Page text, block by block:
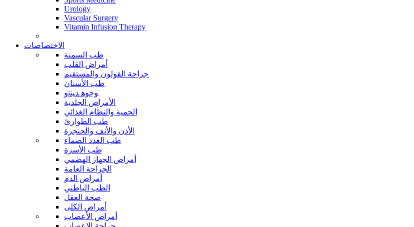
Urology
Vascular Surgery
Vitamin Infusion Therapy
الاختصاصات
طب السمنة
أمراض القلب
جراحة القولون والمستقيم
طب الأسنان
ﻮﺟﻮﻫ ﺪﻴﻨﺗﻭ
الأمراض الجلدية
الحمية والنظام الغذائي
طب الطوارئ
الأذن والأنف والحنجرة
طب الغدد الصماء
طب الأسرة
أمراض الجهاز الهضمي
الجراحة العامة
أمراض الدم
الطب الباطني
صحة العقل
أمراض الكلى
أمراض الأعصاب